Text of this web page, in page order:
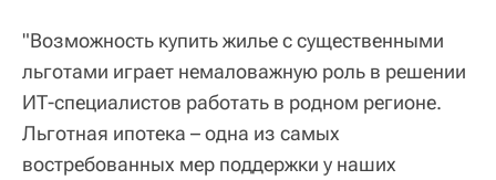
"Возможность купить жилье с существенными
льготами играет немаловажную роль в решении
ИТ-специалистов работать в родном регионе.
Льготная ипотека – одна из самых
востребованных мер поддержки у наших